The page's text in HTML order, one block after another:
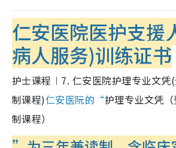
仁安医院医护支援
病人服务)训练证书
护士课程︱7. 仁安医院护理专业文凭
制课程)仁安医阮的“护理专业文凭
制课程）